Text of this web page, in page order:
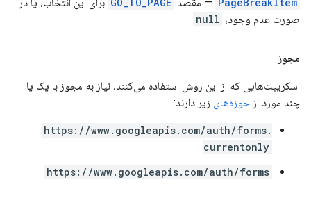
صورت عدم وجود، null
مجوز
اسکریپت‌هایی که از این روش استفاده می‌کنند، نیاز به مجوز با یک یا
چند مورد از حوزه‌های زیر دارند:
https://www.googleapis.com/auth/forms.
currentonly
https://www.googleapis.com/auth/forms